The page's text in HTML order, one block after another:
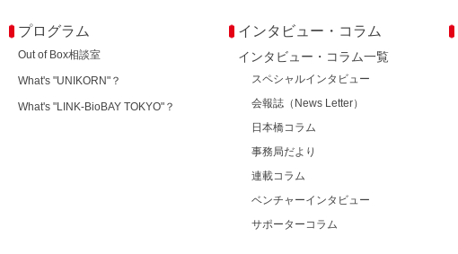
プログラム
Out of Box相談室
What's "UNIKORN"？
What's "LINK-BioBAY TOKYO"？
インタビュー・コラム
インタビュー・コラム一覧
スペシャルインタビュー
会報誌（News Letter）
日本橋コラム
事務局だより
連載コラム
ベンチャーインタビュー
サポーターコラム